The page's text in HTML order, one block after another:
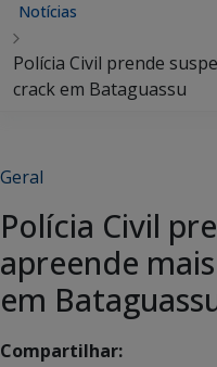
Notícias
Polícia Civil prende
crack em Bataguassu
Geral
Polícia Civil
apreende
em
Compartilhar: